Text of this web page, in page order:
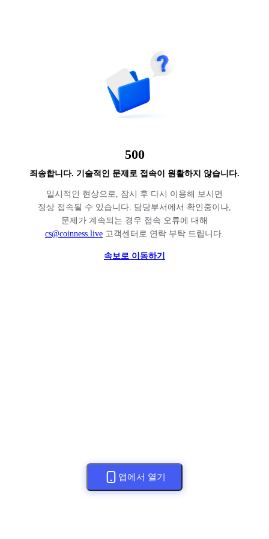
500
죄송합니다. 기술적인 문제로 접속이 원활하지 않습니다.
일시적인 현상으로, 잠시 후 다시 이용해 보시면
정상 접속될 수 있습니다. 담당부서에서 확인중이나,
문제가 계속되는 경우 접속 오류에 대해
cs@coinness.live 고객센터로 연락 부탁 드립니다.
속보로 이동하기
앱에서 열기